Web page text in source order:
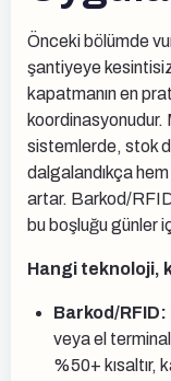
Önceki bölümde
şantiyeye
kapatmanın en
koordinasyonudur.
sistemlerde, stok
dalgalandıkça
artar. Barkod/
bu boşluğu günler
Hangi teknoloji,
Barkod/RFID:
veya el
%50+ kısaltır,